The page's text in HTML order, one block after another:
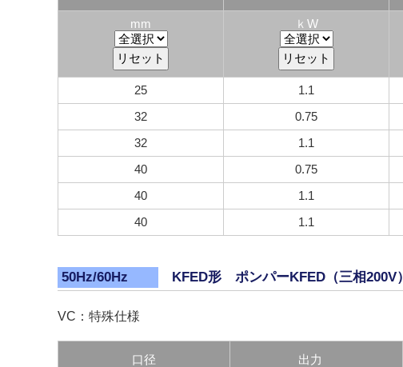
mm
ｋW
25 1.1
32
0.75
32
1.1
40
0.75
40
1.1
40
1.1
50Hz/60Hz KFED形 ポンパーKFED（三相200V）
VC：特殊仕様
口径 出力